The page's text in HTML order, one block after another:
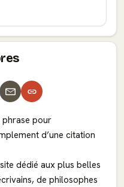
phrase pour
d’une citation
dédié aux plus belles
de philosophes